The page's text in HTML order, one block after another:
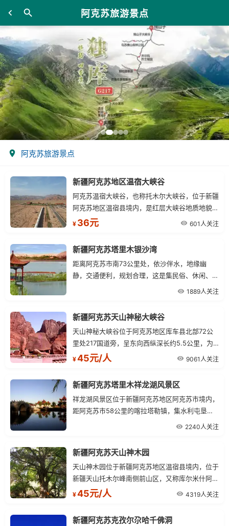
阿克苏旅游景点
阿克苏旅游景点
新疆阿克苏地区温宿大峡谷
阿克苏温宿大峡谷，也称托木尔大峡谷，位于新疆
阿克苏地区温宿县境内，是红层大峡谷地质地貌景
观，被誉为 “活的地质演变史博物馆”。
¥ 36元 601人关注
新疆阿克苏塔里木银沙湾
距离阿克苏市南73公里处，依沙伴水，地缘幽
静，交通便利，规划合理，这是集民俗、休闲、娱
1889人关注
新疆阿克苏天山神秘大峡谷
天山神秘大峡谷位于阿克苏地区库车县北部72公
里处217国道旁，呈东向西纵深长约5.5公里，为
红褐色岩石经风雕雨刻而成，峡谷曲径通幽，别有
¥45元/人 9061人关注
新疆阿克苏塔里木祥龙湖风景区
祥龙湖风景区位于新疆阿克苏地区阿克苏市境内，
距阿克苏市58公里的喀拉塔勒镇，集水利屯垦文
化、浓郁的民俗风情、人文景观、红色旅游爱国主
2240人关注
新疆阿克苏天山神木园
天山神木园位于新疆阿克苏地区温宿县境内，位于
新疆天山托木尔峰南侧前山区，又称库尔米什阿塔
木麻扎
¥45元/人 4319人关注
新疆阿克苏克孜尔尕哈千佛洞